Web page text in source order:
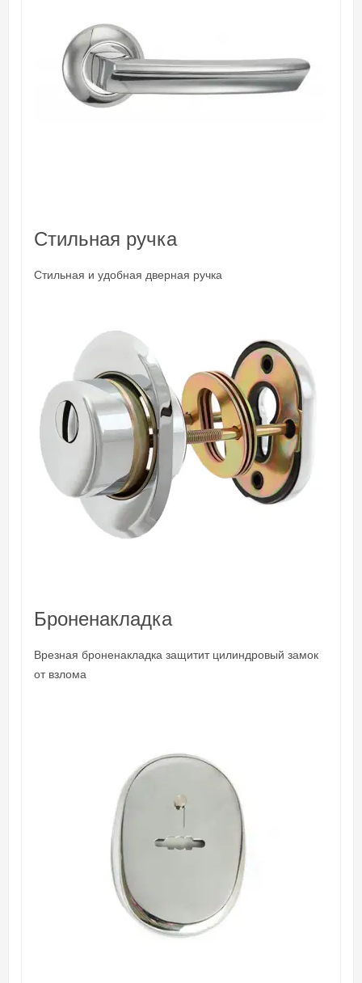
Стильная ручка
Стильная и удобная дверная ручка
Броненакладка
Врезная броненакладка защитит цилиндровый замок
от взлома